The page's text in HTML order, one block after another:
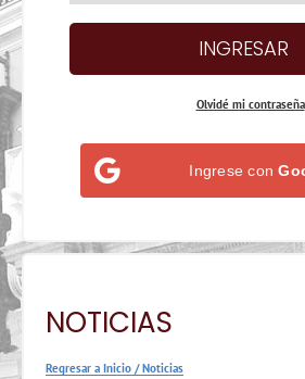
Olvidé mi contraseña
Ingrese con
NOTICIAS
Regresar a Inicio /Noticias